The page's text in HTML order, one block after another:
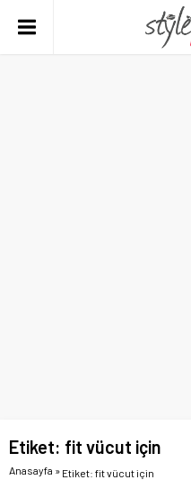
Etiket: fit vücut için
Anasayfa » Etiket: fit vücut için